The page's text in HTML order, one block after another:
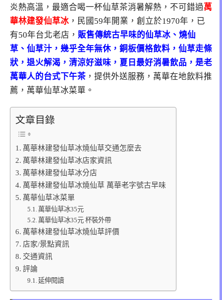
炎熱高溫，最適合喝一杯仙草茶消暑解熱，不可錯過萬
華林建發仙草冰 ，民國59年開業，創立於1970年，已
有50年台北老店， 販售傳統古早味的仙草冰、燒仙
草、仙草汁，幾乎全年無休，銅板價格飲料，仙草走條
狀，退火解渴，清涼好滋味，夏日最好消暑飲品，是老
萬華人的台式下午茶 ，提供外送服務，萬華在地飲料推
薦，萬華仙草冰菜單。
文章目錄
萬華林建發仙草冰燒仙草交通怎麼去
萬華林建發仙草冰店家資訊
萬華林建發仙草冰分店
萬華林建發仙草冰燒仙草 萬華老字號古早味
萬華仙草冰菜單
萬華仙草冰35元
萬華仙草冰35元 杯裝外帶
萬華林建發仙草冰燒仙草評價
店家/景點資訊
交通資訊
評論
延伸閱讀